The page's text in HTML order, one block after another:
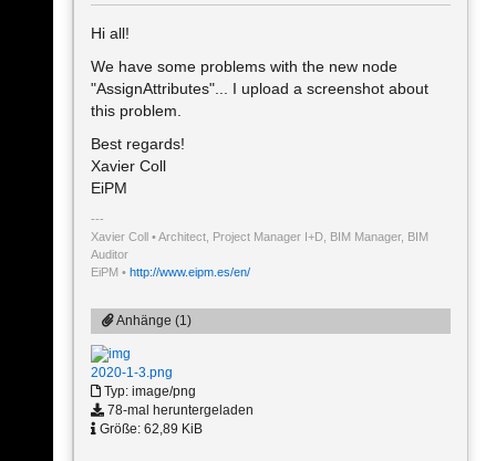
Hi all!
We have some problems with the new node
"AssignAttributes"... I upload a screenshot about
this problem.
Best regards!
Xavier Coll
EiPM
Xavier Coll • Architect, Project Manager I+D, BIM Manager, BIM
Auditor
EiPM • http://www.eipm.es/en/
Anhänge (1)
2020-1-3.png
Typ: image/png
78-mal heruntergeladen
Größe: 62,89 KiB